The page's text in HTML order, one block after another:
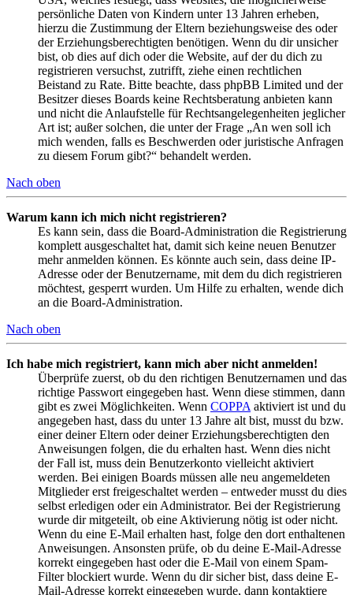
persönliche Daten von Kindern unter 13 Jahren erheben,
hierzu die Zustimmung der Eltern beziehungsweise des oder
der Erziehungsberechtigten benötigen. Wenn du dir unsicher
bist, ob dies auf dich oder die Website, auf der du dich zu
registrieren versuchst, zutrifft, ziehe einen rechtlichen
Beistand zu Rate. Bitte beachte, dass phpBB Limited und der
Besitzer dieses Boards keine Rechtsberatung anbieten kann
und nicht die Anlaufstelle für Rechtsangelegenheiten jeglicher
Art ist; außer solchen, die unter der Frage „An wen soll ich
mich wenden, falls es Beschwerden oder juristische Anfragen
zu diesem Forum gibt?“ behandelt werden.
Nach oben
Warum kann ich mich nicht registrieren?
Es kann sein, dass die Board-Administration die Registrierung
komplett ausgeschaltet hat, damit sich keine neuen Benutzer
mehr anmelden können. Es könnte auch sein, dass deine IP-
Adresse oder der Benutzername, mit dem du dich registrieren
möchtest, gesperrt wurden. Um Hilfe zu erhalten, wende dich
an die Board-Administration.
Nach oben
Ich habe mich registriert, kann mich aber nicht anmelden!
Überprüfe zuerst, ob du den richtigen Benutzernamen und das
richtige Passwort eingegeben hast. Wenn diese stimmen, dann
gibt es zwei Möglichkeiten. Wenn COPPA aktiviert ist und du
angegeben hast, dass du unter 13 Jahre alt bist, musst du bzw.
einer deiner Eltern oder deiner Erziehungsberechtigten den
Anweisungen folgen, die du erhalten hast. Wenn dies nicht
der Fall ist, muss dein Benutzerkonto vielleicht aktiviert
werden. Bei einigen Boards müssen alle neu angemeldeten
Mitglieder erst freigeschaltet werden – entweder musst du dies
selbst erledigen oder ein Administrator. Bei der Registrierung
wurde dir mitgeteilt, ob eine Aktivierung nötig ist oder nicht.
Wenn du eine E-Mail erhalten hast, folge den dort enthaltenen
Anweisungen. Ansonsten prüfe, ob du deine E-Mail-Adresse
korrekt eingegeben hast oder die E-Mail von einem Spam-
Filter blockiert wurde. Wenn du dir sicher bist, dass deine E-
Mail-Adresse korrekt eingegeben wurde, dann kontaktiere